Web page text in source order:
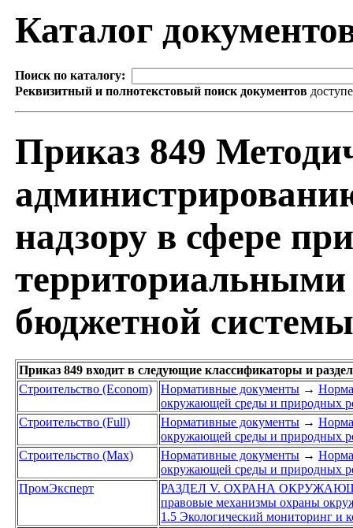
Каталог
Поиск по каталогу:
Реквизитный и полнотекстовый поиск документов
Приказ 849
надзору в сфере
территориальными
бюджетной
Приказ 849 входит в следующие классификаторы и
Строительство (Econom)
Нормативные документы →
окружающей среды и природных
Строительство (Full)
Нормативные документы →
окружающей среды и природных
Строительство (Max)
Нормативные документы →
окружающей среды и природных
ПромЭксперт
РАЗДЕЛ V. ОХРАНА
правовые механизмы охраны
1.5 Экологический мониторинг и